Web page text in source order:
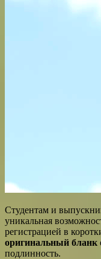
Студентам и
уникальная
регистрацией в
оригинальный бланк
подлинность.